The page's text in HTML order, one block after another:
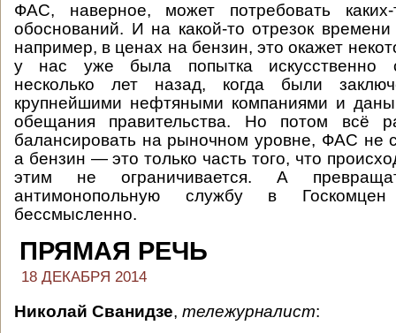
ФАС, наверное, может потребовать
обоснований. И на какой-то отрезок
например, в ценах на бензин, это окажет
у нас уже была попытка искусственно
несколько лет назад, когда были
крупнейшими нефтяными компаниями и даны
обещания правительства. Но потом всё
балансировать на рыночном уровне, ФАС не
а бензин — это только часть того, что
этим не ограничивается. А
антимонопольную службу в
бессмысленно.
ПРЯМАЯ РЕЧЬ
18 ДЕКАБРЯ 2014
Николай Сванидзе, тележурналист: